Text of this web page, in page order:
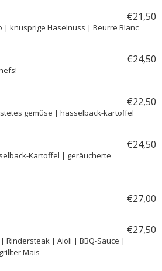
€21,50
| knusprige Haselnuss | Beurre Blanc
€24,50
€22,50
gemüse | hasselback-kartoffel
€24,50
Kartoffel | geräucherte
€27,00
€27,50
Rindersteak | Aioli | BBQ-Sauce |
Mais